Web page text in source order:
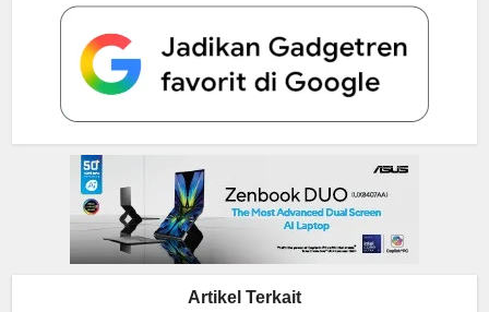
Artikel Terkait